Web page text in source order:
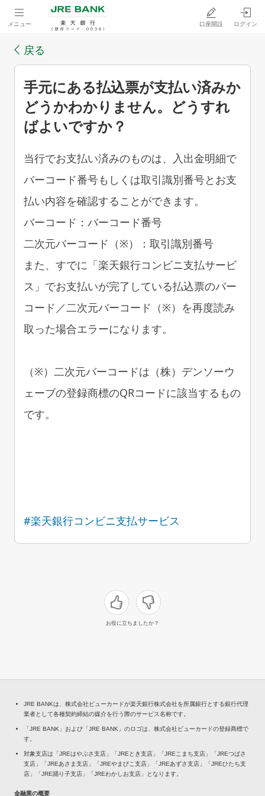
メニュー 口座開設 ログイン
戻る
手元にある払込票が支払い済みか
どうかわかりません。どうすれ
ばよいですか？
当行でお支払い済みのものは、入出金明細で
バーコード番号もしくは取引識別番号とお支
払い内容を確認することができます。
バーコード：バーコード番号
二次元バーコード（※）：取引識別番号
また、すでに「楽天銀行コンビニ支払サービ
ス」でお支払いが完了している払込票のバー
コード／二次元バーコード（※）を再度読み
取った場合エラーになります。
（※）二次元バーコードは（株）デンソーウ
ェーブの登録商標のQRコードに該当するもの
です。
#楽天銀行コンビニ支払サービス
お役に立ちましたか？
JRE BANKは、株式会社ビューカードが楽天銀行株式会社を所属銀行とする銀行代理
業者として各種契約締結の媒介を行う際のサービス名称です。
「JRE BANK」および「JRE BANK」のロゴは、株式会社ビューカードの登録商標で
す。
対象支店は「JREはやぶさ支店」「JREとき支店」「JREこまち支店」「JREつばさ
支店」「JREあさま支店」「JREやまびこ支店」「JREあずさ支店」「JREひたち支
店」「JRE踊り子支店」「JREわかしお支店」となります。
金融業の概要